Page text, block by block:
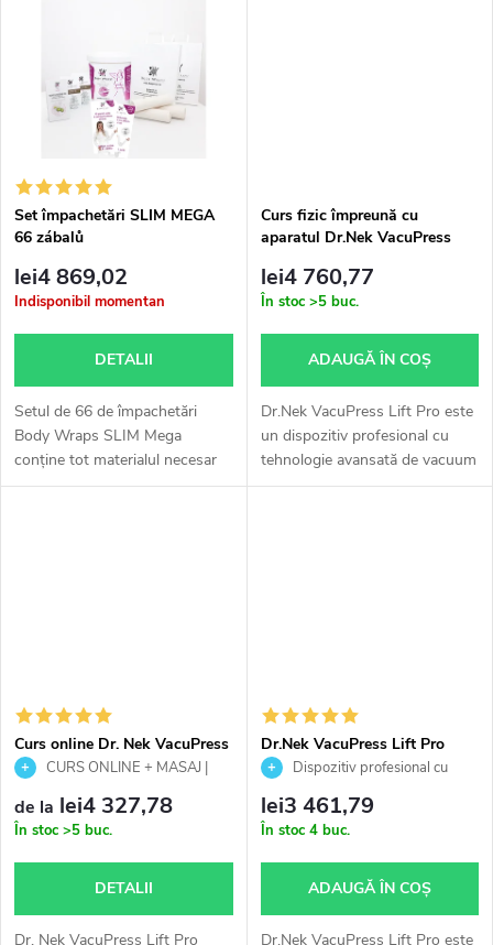
s
u
l
i
Set împachetări SLIM MEGA
66 zábalů
lei4 869,02
Indisponibil momentan
DETALII
Setul de 66 de împachetări
Body Wraps SLIM Mega
conține tot materialul necesar
pentru procedura de
Curs fizic împreună cu
aparatul Dr.Nek VacuPress
lei4 760,77
În stoc >5 buc.
ADAUGĂ ÎN COŞ
Dr.Nek VacuPress Lift Pro este
un dispozitiv profesional cu
tehnologie avansată de vacuum
pentru tratamente estetice și
Curs online Dr. Nek VacuPress
Lift Pro, inclusiv curs de masaj
CURS ONLINE + MASAJ |
VacuPress Lift Pro
de la lei4 327,78
În stoc >5 buc.
DETALII
Dr. Nek VacuPress Lift Pro
Dr.Nek VacuPress Lift Pro
Dispozitiv profesional cu
vacuum pentru drenaj limfatic și
remodelare corporală
lei3 461,79
În stoc 4 buc.
ADAUGĂ ÎN COŞ
Dr.Nek VacuPress Lift Pro este